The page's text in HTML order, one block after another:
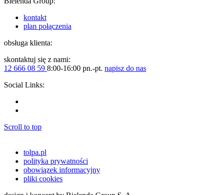
kontakt
plan połączenia
obsługa klienta:
skontaktuj się z nami:
12 666 08 59 8:00-16:00 pn.-pt. napisz do nas
Social Links:
Scroll to top
tolpa.pl
polityka prywatności
obowiązek informacyjny
pliki cookies